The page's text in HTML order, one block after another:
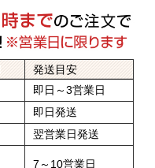
発送目安
即日～3営業日
即日発送
翌営業日発送
7～10営業日